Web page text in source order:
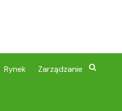
Rynek Zarządzanie